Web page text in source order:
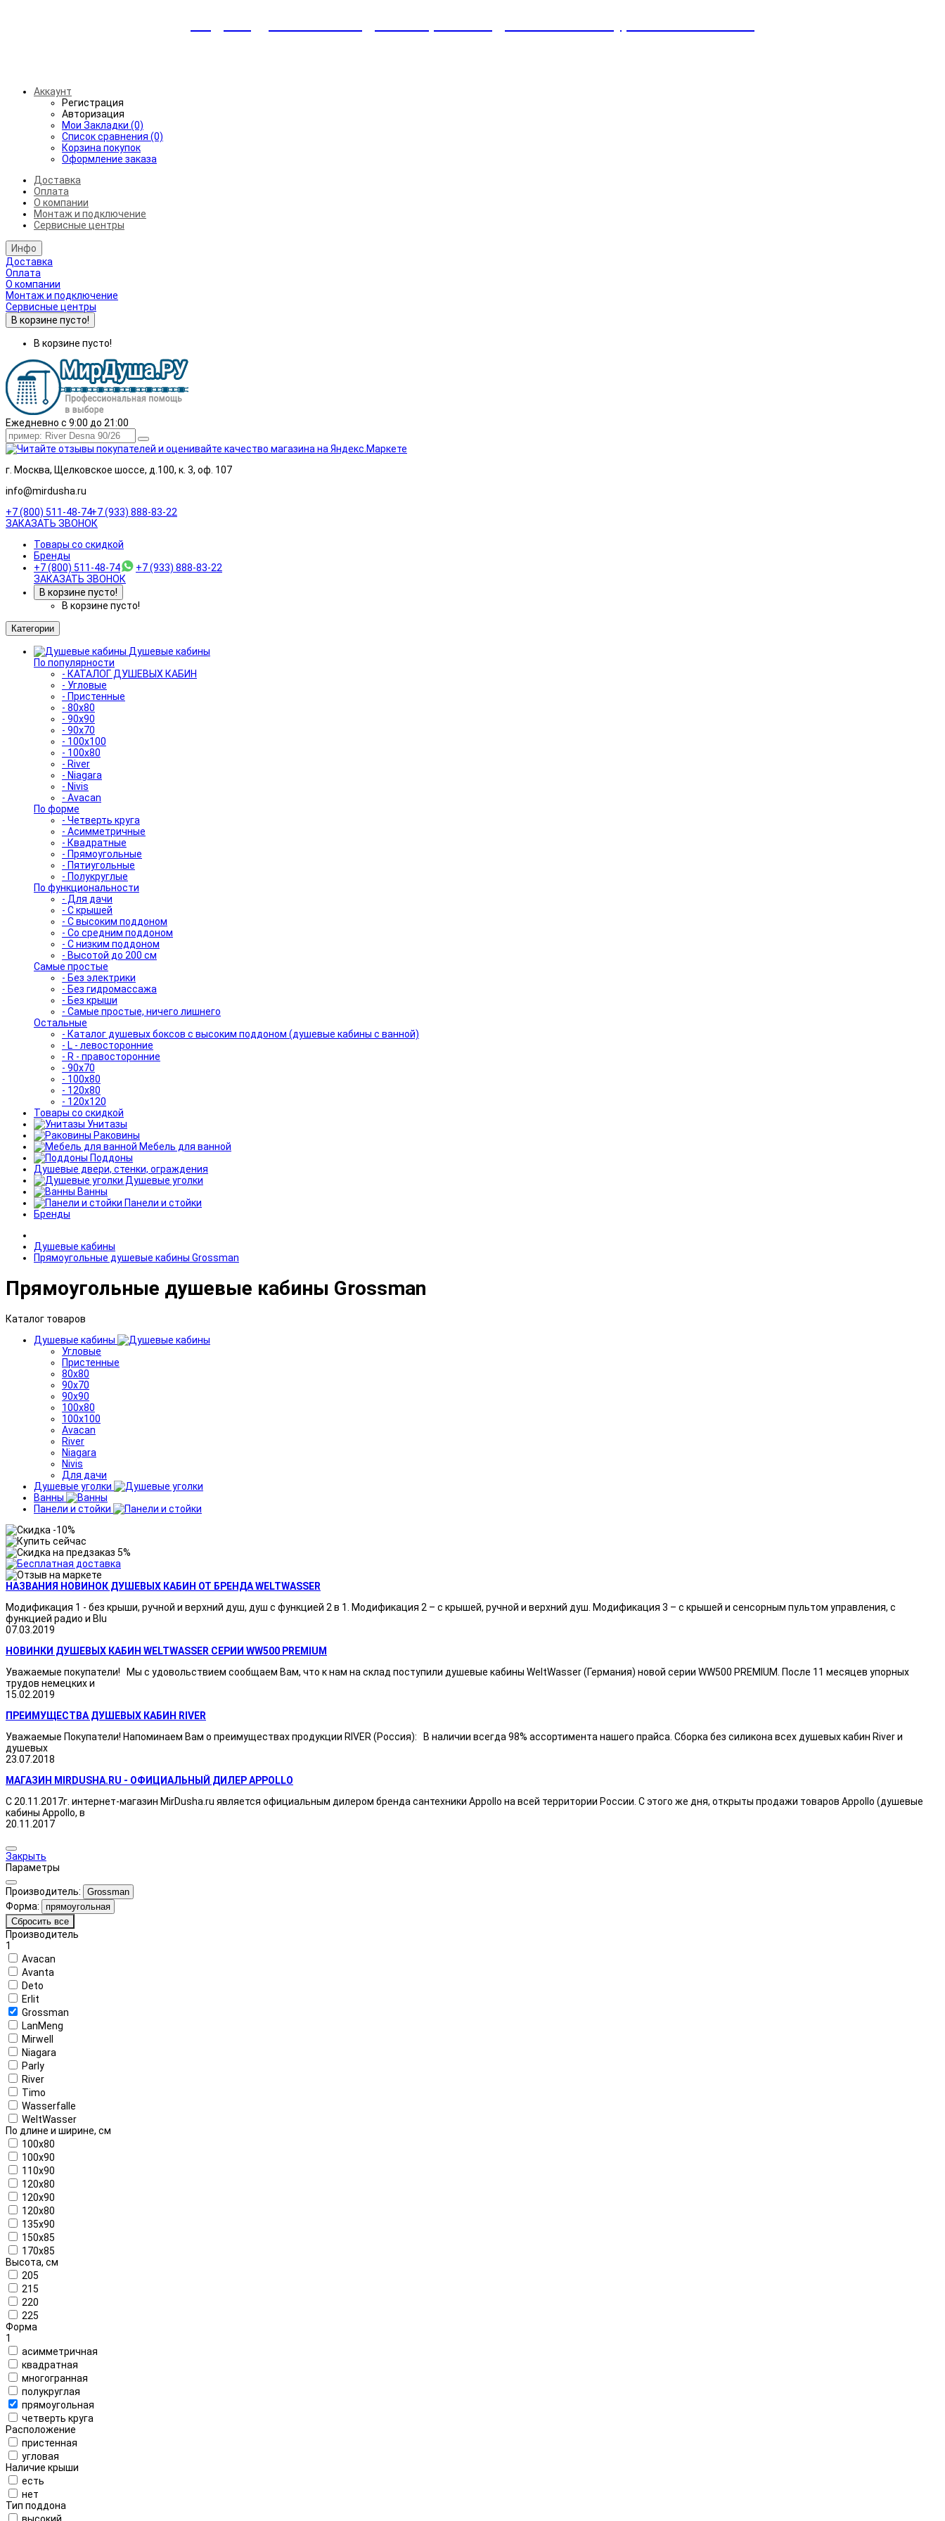
Аккаунт
Регистрация
Авторизация
Мои Закладки (0)
Список сравнения (0)
Корзина покупок
Оформление заказа
Доставка
Оплата
О компании
Монтаж и подключение
Сервисные центры
Инфо
Доставка
Оплата
О компании
Монтаж и подключение
Сервисные центры
В корзине пусто!
В корзине пусто!
Ежедневно с 9:00 до 21:00
г. Москва, Щелковское шоссе, д.100, к. 3, оф. 107
info@mirdusha.ru
+7 (800) 511-48-74+7 (933) 888-83-22
ЗАКАЗАТЬ ЗВОНОК
Товары со скидкой
Бренды
+7 (800) 511-48-74
+7 (933) 888-83-22
ЗАКАЗАТЬ ЗВОНОК
В корзине пусто!
В корзине пусто!
Категории
Душевые кабины
По популярности
- КАТАЛОГ ДУШЕВЫХ КАБИН
- Угловые
- Пристенные
- 80x80
- 90x90
- 90x70
- 100x100
- 100x80
- River
- Niagara
- Nivis
- Avacan
По форме
- Четверть круга
- Асимметричные
- Квадратные
- Прямоугольные
- Пятиугольные
- Полукруглые
По функциональности
- Для дачи
- С крышей
- С высоким поддоном
- Со средним поддоном
- С низким поддоном
- Высотой до 200 см
Самые простые
- Без электрики
- Без гидромассажа
- Без крыши
- Самые простые, ничего лишнего
Остальные
- Каталог душевых боксов с высоким поддоном (душевые кабины с ванной)
- L - левосторонние
- R - правосторонние
- 90x70
- 100x80
- 120x80
- 120x120
Товары со скидкой
Унитазы
Раковины
Мебель для ванной
Поддоны
Душевые двери, стенки, ограждения
Душевые уголки
Ванны
Панели и стойки
Бренды
Душевые кабины
Прямоугольные душевые кабины Grossman
Прямоугольные душевые кабины Grossman
Каталог товаров
Душевые кабины
Угловые
Пристенные
80x80
90x70
90x90
100x80
100x100
Avacan
River
Niagara
Nivis
Для дачи
Душевые уголки
Ванны
Панели и стойки
НАЗВАНИЯ НОВИНОК ДУШЕВЫХ КАБИН ОТ БРЕНДА WELTWASSER
Модификация 1 - без крыши, ручной и верхний душ, душ с функцией 2 в 1. Модификация 2 – с крышей, ручной и верхний душ. Модификация 3 – с крышей и сенсорным пультом управления, с
функцией радио и Blu
07.03.2019
НОВИНКИ ДУШЕВЫХ КАБИН WELTWASSER СЕРИИ WW500 PREMIUM
Уважаемые покупатели! Мы с удовольствием сообщаем Вам, что к нам на склад поступили душевые кабины WeltWasser (Германия) новой серии WW500 PREMIUM. После 11 месяцев упорных
трудов немецких и
15.02.2019
ПРЕИМУЩЕСТВА ДУШЕВЫХ КАБИН RIVER
Уважаемые Покупатели! Напоминаем Вам о преимуществах продукции RIVER (Россия): В наличии всегда 98% ассортимента нашего прайса. Сборка без силикона всех душевых кабин River и
душевых
23.07.2018
МАГАЗИН MIRDUSHA.RU - ОФИЦИАЛЬНЫЙ ДИЛЕР APPOLLO
С 20.11.2017г. интернет-магазин MirDusha.ru является официальным дилером бренда сантехники Appollo на всей территории России. С этого же дня, открыты продажи товаров Appollo (душевые
кабины Appollo, в
20.11.2017
Закрыть
Параметры
Производитель: Grossman
Форма:
прямоугольная
Сбросить все
Производитель
1
Avacan
Avanta
Deto
Erlit
Grossman
LanMeng
Mirwell
Niagara
Parly
River
Timo
Wasserfalle
WeltWasser
По длине и ширине, см
100x80
100x90
110x90
120x80
120x90
120х80
135x90
150x85
170x85
Высота, см
205
215
220
225
Форма
1
асимметричная
квадратная
многогранная
полукруглая
прямоугольная
четверть круга
Расположение
пристенная
угловая
Наличие крыши
есть
нет
Тип поддона
высокий